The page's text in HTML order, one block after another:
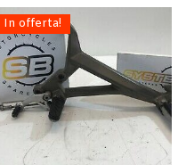
In offerta!